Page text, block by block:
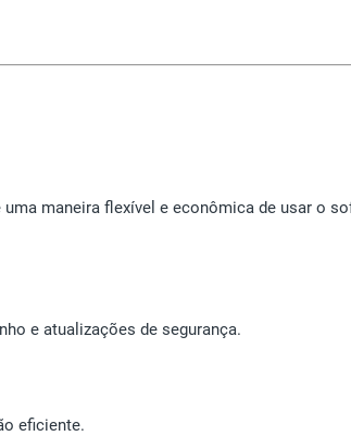
maneira flexível e econômica de usar o
e atualizações de segurança.
eficiente.